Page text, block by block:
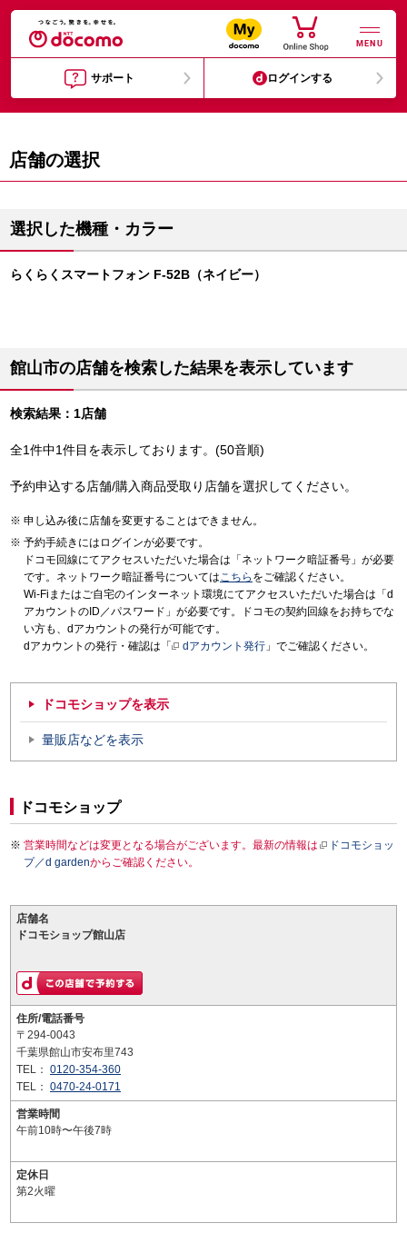
MENU
サポート ログインする
店舗の選択
選択した機種・カラー
らくらくスマートフォン F-52B（ネイビー）
館山市の店舗を検索した結果を表示しています
検索結果：1店舗
全1件中1件目を表示しております。(50音順)
予約申込する店舗/購入商品受取り店舗を選択してください。
申し込み後に店舗を変更することはできません。
予約手続きにはログインが必要です。
ドコモ回線にてアクセスいただいた場合は「ネットワーク暗証番号」が必要
です。ネットワーク暗証番号についてはこちら をご確認ください。
Wi-Fiまたはご自宅のインターネット環境にてアクセスいただいた場合は「d
アカウントのID／パスワード」が必要です。ドコモの契約回線をお持ちでな
い方も、dアカウントの発行が可能です。
dアカウントの発行・確認は「
dアカウント発行 」でご確認ください。
ドコモショップを表示
量販店などを表示
ドコモショップ
営業時間などは変更となる場合がございます。最新の情報は
ドコモショッ
プ／d gardenからご確認ください。
店舗名
ドコモショップ館山店
住所/電話番号
〒294-0043
千葉県館山市安布里743
TEL： 0120-354-360
TEL： 0470-24-0171
営業時間
午前10時〜午後7時
定休日
第2火曜